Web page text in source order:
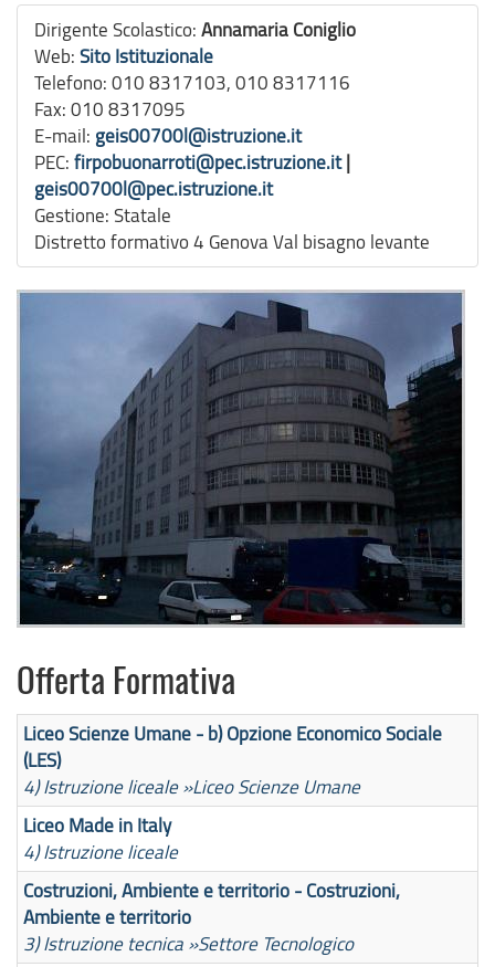
Dirigente Scolastico: Annamaria Coniglio
Web: Sito Istituzionale
Telefono: 010 8317103, 010 8317116
Fax: 010 8317095
E-mail: geis00700l@istruzione.it
PEC: firpobuonarroti@pec.istruzione.it|
geis00700l@pec.istruzione.it
Gestione: Statale
Distretto formativo 4 Genova Val bisagno levante
Offerta Formativa
Liceo Scienze Umane - b) Opzione Economico Sociale
(LES)
4) Istruzione liceale »Liceo Scienze Umane
Liceo Made in Italy
4) Istruzione liceale
Costruzioni, Ambiente e territorio - Costruzioni,
Ambiente e territorio
3) Istruzione tecnica »Settore Tecnologico